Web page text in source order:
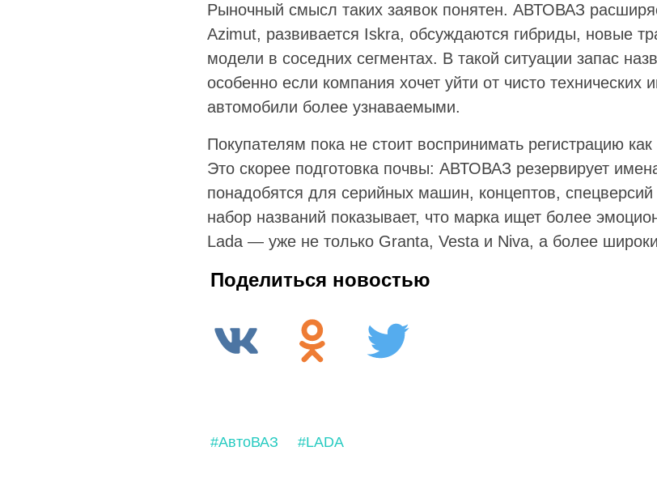
Рыночный смысл таких заявок понятен. АВТОВАЗ
Azimut, развивается Iskra, обсуждаются гибриды, новые
модели в соседних сегментах. В такой ситуации запас
особенно если компания хочет уйти от чисто технических
автомобили более узнаваемыми.
Покупателям пока не стоит воспринимать регистрацию
Это скорее подготовка почвы: АВТОВАЗ резервирует
понадобятся для серийных машин, концептов,
набор названий показывает, что марка ищет более
Lada — уже не только Granta, Vesta и Niva, а более
Поделиться новостью
#АвтоВАЗ #LADA